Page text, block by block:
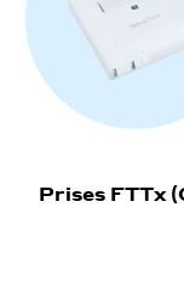
Prises FTTx